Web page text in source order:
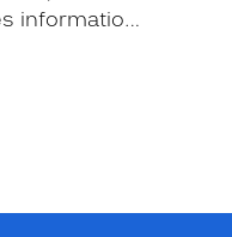
informations
leur